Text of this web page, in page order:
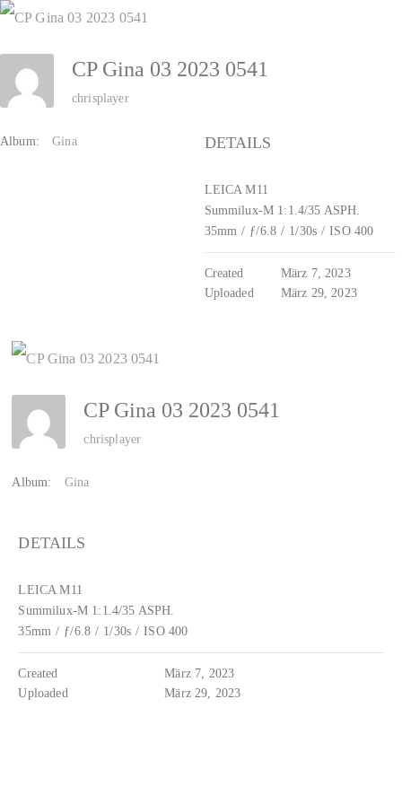
Zum
Inhalt
springen
CP Gina 03 2023 0541
chrisplayer
Album: Gina DETAILS
LEICA M11
Summilux-M 1:1.4/35 ASPH.
35mm / ƒ/6.8 / 1/30s / ISO 400
Created
März 7, 2023
Uploaded
März 29, 2023
CP Gina 03 2023 0541
chrisplayer
Album: Gina
DETAILS
LEICA M11
Summilux-M 1:1.4/35 ASPH.
35mm / ƒ/6.8 / 1/30s / ISO 400
Created
März 7, 2023
Uploaded
März 29, 2023